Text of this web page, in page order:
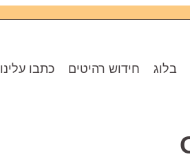
בלוג חידוש רהיטים כתבו עלינו